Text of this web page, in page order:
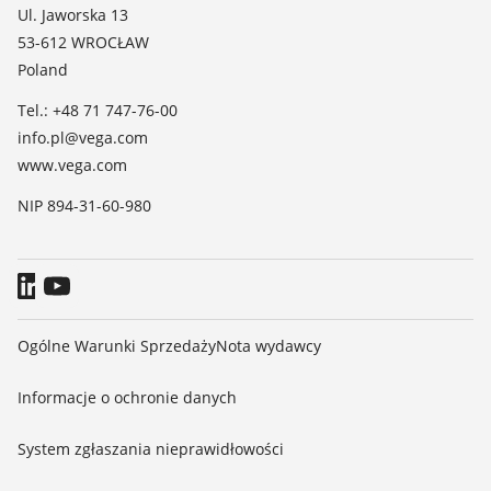
TeamViewer
Aktualności
Media
Blog
Ul. Jaworska 13
53-612 WROCŁAW
Poland
Tel.: +48 71 747-76-00
info.pl@vega.com
www.vega.com
NIP 894-31-60-980
Ogólne Warunki SprzedażyNota wydawcy
Informacje o ochronie danych
System zgłaszania nieprawidłowości